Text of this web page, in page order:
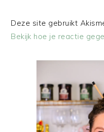
Deze site gebruikt
Bekijk hoe je reactie